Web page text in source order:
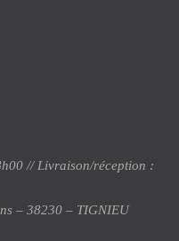
// Livraison/réception :
– 38230 – TIGNIEU